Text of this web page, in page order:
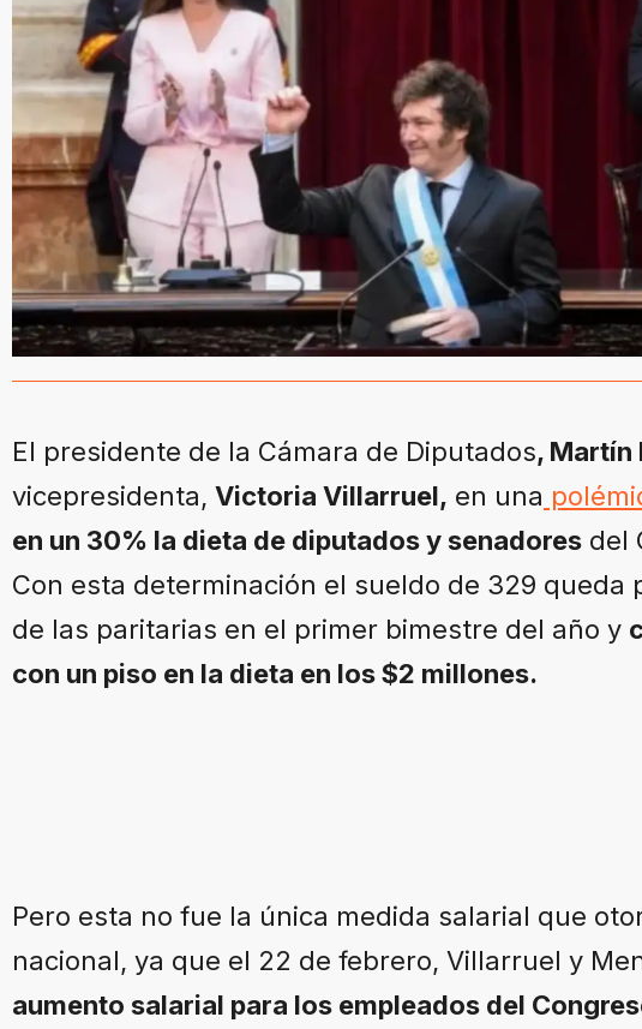
El presidente de la Cámara de Diputados, Martín
vicepresidenta, Victoria Villarruel, en una
en un 30% la dieta de diputados y senadores del
Con esta determinación el sueldo de 329 queda
de las paritarias en el primer bimestre del año y
con un piso en la dieta en los $2 millones.
Pero esta no fue la única medida salarial que
nacional, ya que el 22 de febrero, Villarruel y
aumento salarial para los empleados del